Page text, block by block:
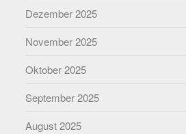
Dezember 2025
November 2025
Oktober 2025
September 2025
August 2025